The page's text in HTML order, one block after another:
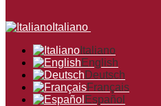
Italiano
Italiano
English
Deutsch
Français
Español